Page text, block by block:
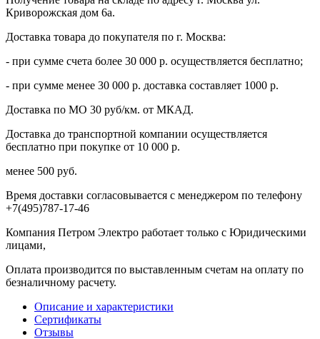
Криворожская дом 6а.
Доставка товара до покупателя по г. Москва:
- при сумме счета более 30 000 р. осуществляется бесплатно;
- при сумме менее 30 000 р. доставка составляет 1000 р.
Доставка по МО 30 руб/км. от МКАД.
Доставка до транспортной компании осуществляется
бесплатно при покупке от 10 000 р.
менее 500 руб.
Время доставки согласовывается с менеджером по телефону
+7(495)787-17-46
Компания Петром Электро работает только с Юридическими
лицами,
Оплата производится по выставленным счетам на оплату по
безналичному расчету.
Описание и характеристики
Сертификаты
Отзывы